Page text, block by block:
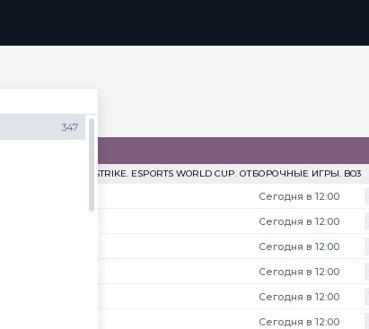
ЛОЯЛЬНОСТИ
COUNTER-STRIKE. ESPORTS WORLD CUP. ОТБОРОЧНЫЕ ИГРЫ. BO3
Сегодня в 12:00
Сегодня в 12:00
Сегодня в 12:00
Сегодня в 12:00
Сегодня в 12:00
Сегодня в 12:00
347